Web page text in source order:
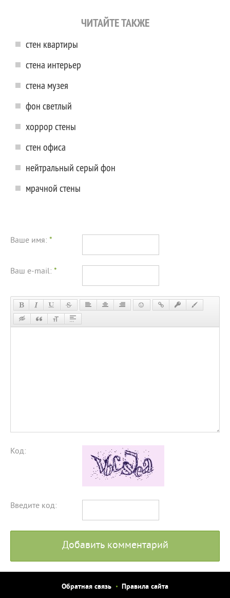
ЧИТАЙТЕ ТАКЖЕ
стен квартиры
стена интерьер
стена музея
фон светлый
хоррор стены
стен офиса
нейтральный серый фон
мрачной стены
Ваше имя: *
Ваш e-mail: *
Код:
Введите код:
Добавить комментарий
Обратная связь Правила сайта